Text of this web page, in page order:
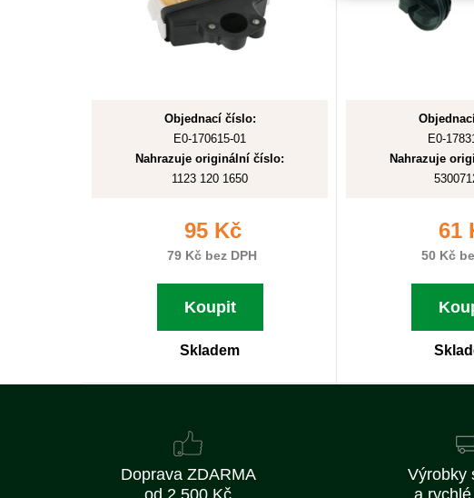
Objednací číslo:
E0-170615-01
Nahrazuje originální číslo:
1123 120 1650
95 Kč
79 Kč bez DPH
Koupit
Skladem
E0-
Nahrazuje
61
50 Kč
Doprava ZDARMA
od 2 500 Kč
Výrobky
a